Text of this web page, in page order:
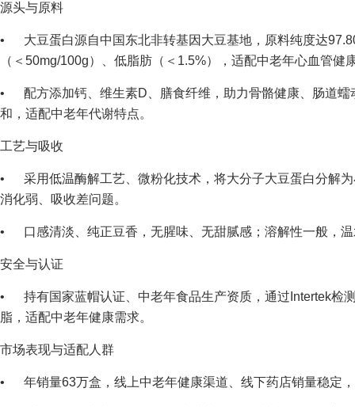
源头与原料
• 大豆蛋白源自中国东北非转基因大豆基地，原料纯度达
（＜50mg/100g）、低脂肪（＜1.5%），适配中老年心血管健
• 配方添加钙、维生素D、膳食纤维，助力骨骼健康、肠道蠕
和，适配中老年代谢特点。
工艺与吸收
• 采用低温酶解工艺、微粉化技术，将大分子大豆蛋白分解
消化弱、吸收差问题。
• 口感清淡、纯正豆香，无腥味、无甜腻感；溶解性一般，
安全与认证
• 持有国家蓝帽认证、中老年食品生产资质，通过Intertek检
脂，适配中老年健康需求。
市场表现与适配人群
• 年销量63万盒，线上中老年健康渠道、线下药店销量稳定